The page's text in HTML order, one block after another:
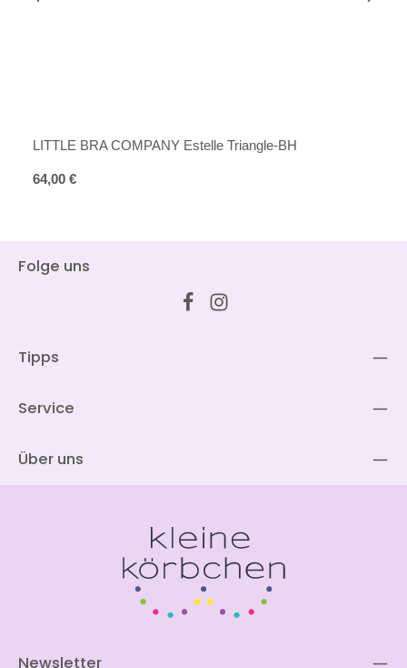
LITTLE BRA COMPANY Estelle Triangle-BH
Regulärer Preis:
64,00 €
Folge uns
Tipps
Service
Über uns
Newsletter